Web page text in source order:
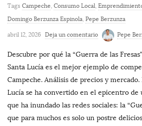
Tags Campeche, Consumo Local,
Domingo Berzunza Espinola, Pepe Berzunza
abril 12, 2026 Deja un comentario Pepe
Descubre por qué la “Guerra de las
Santa Lucía es el mejor ejemplo de
Campeche. Análisis de precios y mercado.
Lucía se ha convertido en el epicentro de
que ha inundado las redes sociales: la
que para muchos es solo un postre